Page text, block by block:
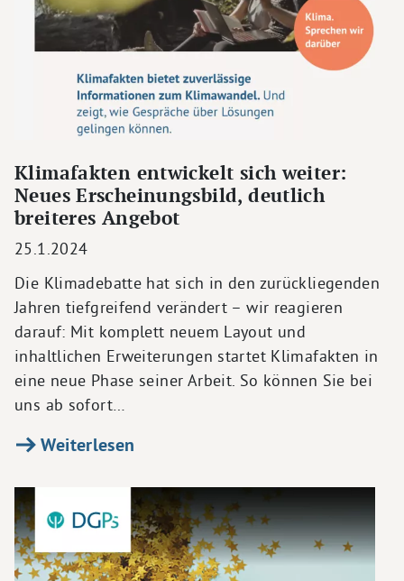
Klimafakten entwickelt sich weiter:
Neues Erscheinungsbild, deutlich
breiteres Angebot
25.1.2024
Die Klimadebatte hat sich in den zurückliegenden
Jahren tiefgreifend verändert – wir reagieren
darauf: Mit komplett neuem Layout und
inhaltlichen Erweiterungen startet Klimafakten in
eine neue Phase seiner Arbeit. So können Sie bei
uns ab sofort…
Weiterlesen